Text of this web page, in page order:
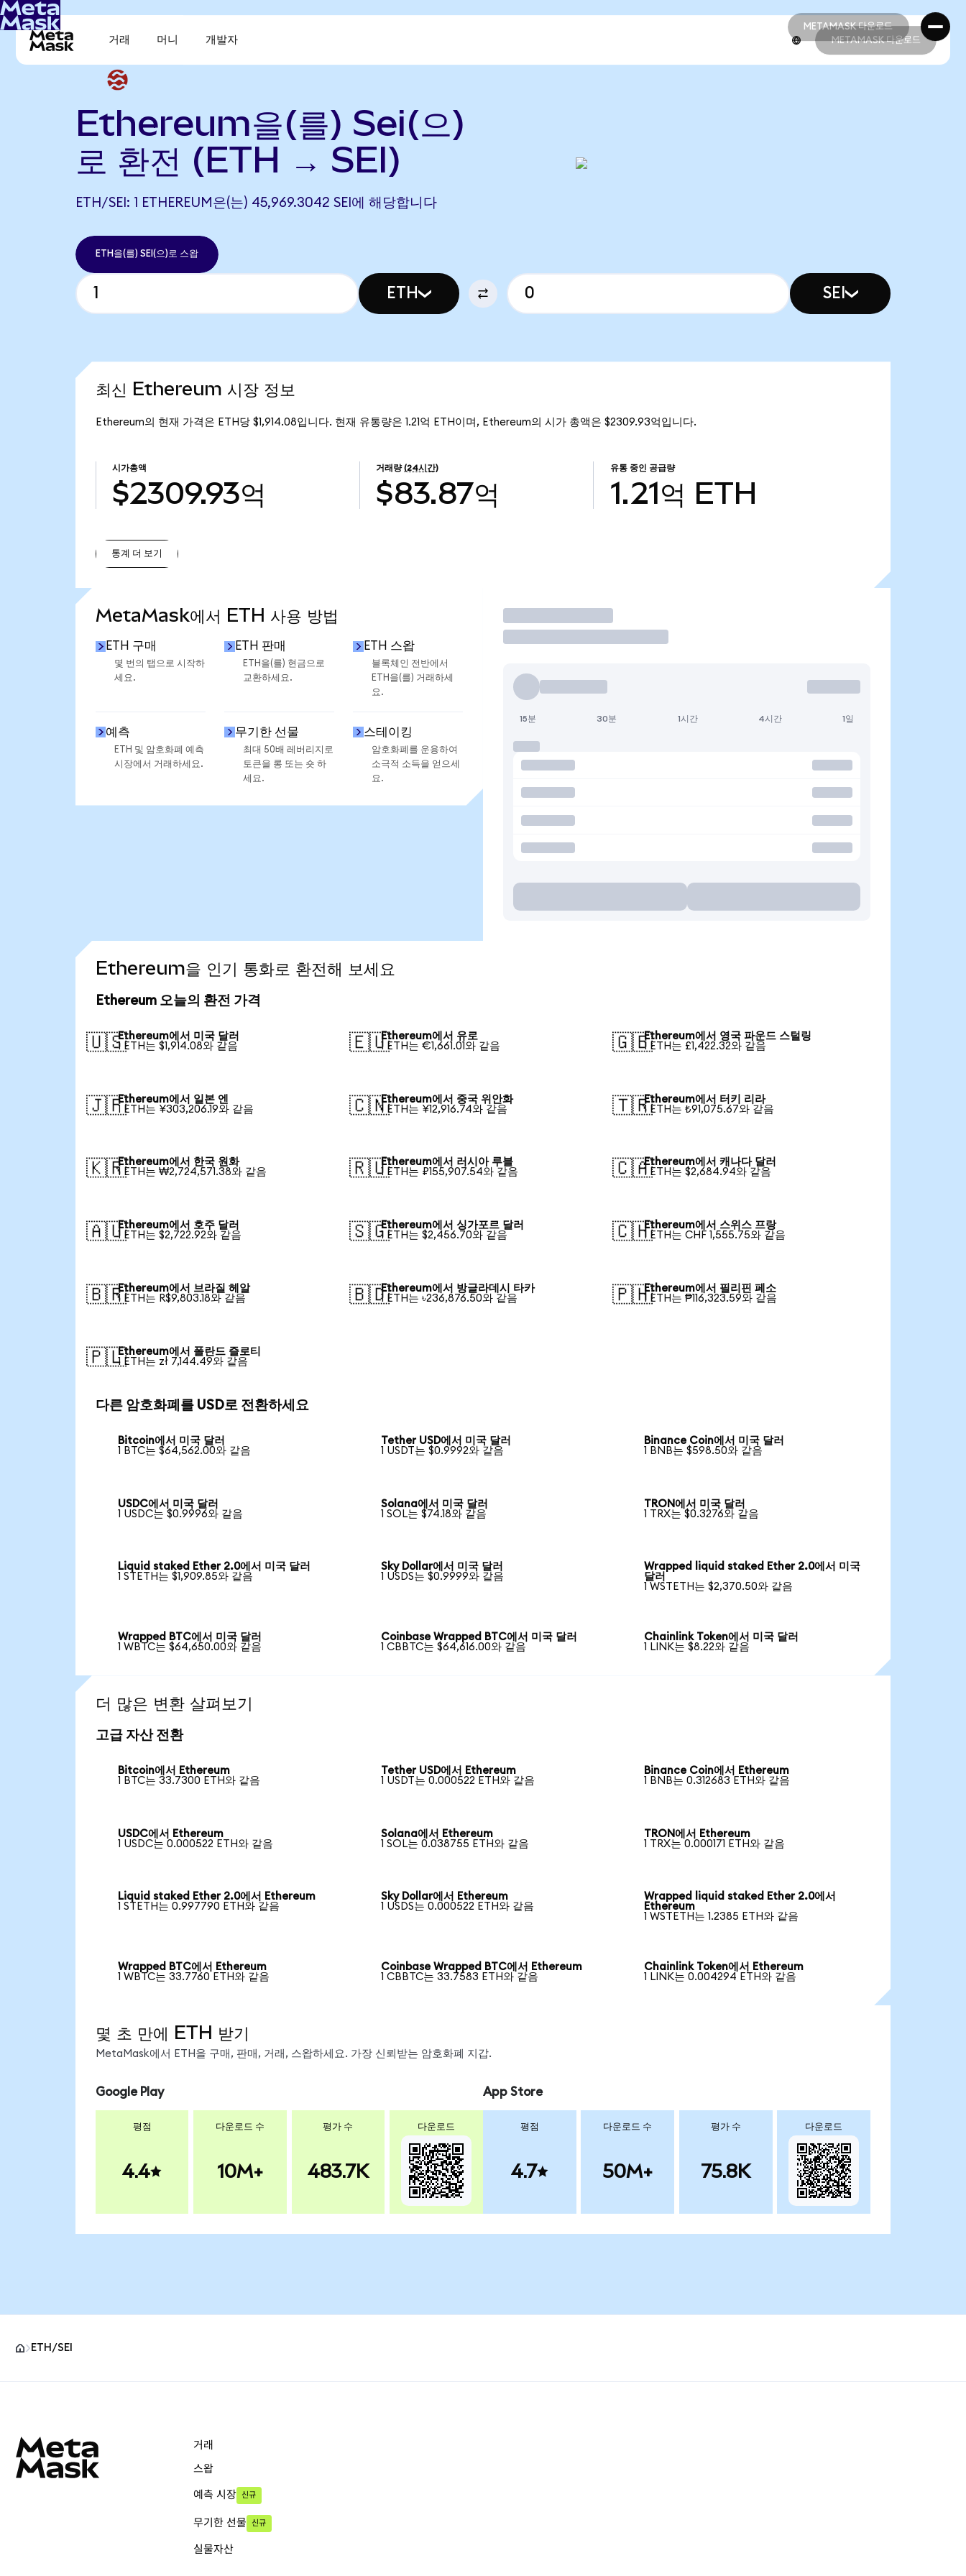
METAMASK 다운로드
METAMASK 다운로드
거래 머니 개발자 METAMASK 다운로드
Ethereum을(를) Sei(으)
로 환전 (ETH → SEI)
ETH/SEI: 1 ETHEREUM은(는) 45,969.3042 SEI에 해당합니다
ETH을(를) SEI(으)로 스왑
ETH SEI
최신 Ethereum 시장 정보
Ethereum의 현재 가격은 ETH당 $1,914.08입니다. 현재 유통량은 1.21억 ETH이며, Ethereum의 시가 총액은 $2309.93억입니다.
시가총액
$2309.93억
거래량 (24시간)
$83.87억
유통 중인 공급량
1.21억 ETH
통계 더 보기
MetaMask에서 ETH 사용 방법
ETH 구매
몇 번의 탭으로 시작하
세요.
ETH 판매
ETH을(를) 현금으로
교환하세요.
ETH 스왑
블록체인 전반에서
ETH을(를) 거래하세
요.
예측
ETH 및 암호화폐 예측
시장에서 거래하세요.
무기한 선물
최대 50배 레버리지로
토큰을 롱 또는 숏 하
세요.
스테이킹
암호화폐를 운용하여
소극적 소득을 얻으세
요.
거래
15분 30분 1시간 4시간 1일
Ethereum을 인기 통화로 환전해 보세요
Ethereum 오늘의 환전 가격
🇺🇸Ethereum에서 미국 달러
1 ETH는 $1,914.08와 같음
🇪🇺Ethereum에서 유로
1 ETH는 €1,661.01와 같음
🇬🇧Ethereum에서 영국 파운드 스털링
1 ETH는 £1,422.32와 같음
🇯🇵Ethereum에서 일본 엔
1 ETH는 ¥303,206.19와 같음
🇨🇳Ethereum에서 중국 위안화
1 ETH는 ¥12,916.74와 같음
🇹🇷Ethereum에서 터키 리라
1 ETH는 ₺91,075.67와 같음
🇰🇷Ethereum에서 한국 원화
1 ETH는 ₩2,724,571.38와 같음
🇷🇺Ethereum에서 러시아 루블
1 ETH는 ₽155,907.54와 같음
🇨🇦Ethereum에서 캐나다 달러
1 ETH는 $2,684.94와 같음
🇦🇺Ethereum에서 호주 달러
1 ETH는 $2,722.92와 같음
🇸🇬Ethereum에서 싱가포르 달러
1 ETH는 $2,456.70와 같음
🇨🇭Ethereum에서 스위스 프랑
1 ETH는 CHF 1,555.75와 같음
🇧🇷Ethereum에서 브라질 헤알
1 ETH는 R$9,803.18와 같음
🇧🇩Ethereum에서 방글라데시 타카
1 ETH는 ৳236,876.50와 같음
🇵🇭Ethereum에서 필리핀 페소
1 ETH는 ₱116,323.59와 같음
🇵🇱Ethereum에서 폴란드 즐로티
1 ETH는 zł 7,144.49와 같음
다른 암호화폐를 USD로 전환하세요
Bitcoin에서 미국 달러
1 BTC는 $64,562.00와 같음
Tether USD에서 미국 달러
1 USDT는 $0.9992와 같음
Binance Coin에서 미국 달러
1 BNB는 $598.50와 같음
USDC에서 미국 달러
1 USDC는 $0.9996와 같음
Solana에서 미국 달러
1 SOL는 $74.18와 같음
TRON에서 미국 달러
1 TRX는 $0.3276와 같음
Liquid staked Ether 2.0에서 미국 달러
1 STETH는 $1,909.85와 같음
Sky Dollar에서 미국 달러
1 USDS는 $0.9999와 같음
Wrapped liquid staked Ether 2.0에서 미국
달러
1 WSTETH는 $2,370.50와 같음
Wrapped BTC에서 미국 달러
1 WBTC는 $64,650.00와 같음
Coinbase Wrapped BTC에서 미국 달러
1 CBBTC는 $64,616.00와 같음
Chainlink Token에서 미국 달러
1 LINK는 $8.22와 같음
더 많은 변환 살펴보기
고급 자산 전환
Bitcoin에서 Ethereum
1 BTC는 33.7300 ETH와 같음
Tether USD에서 Ethereum
1 USDT는 0.000522 ETH와 같음
Binance Coin에서 Ethereum
1 BNB는 0.312683 ETH와 같음
USDC에서 Ethereum
1 USDC는 0.000522 ETH와 같음
Solana에서 Ethereum
1 SOL는 0.038755 ETH와 같음
TRON에서 Ethereum
1 TRX는 0.000171 ETH와 같음
Liquid staked Ether 2.0에서 Ethereum
1 STETH는 0.997790 ETH와 같음
Sky Dollar에서 Ethereum
1 USDS는 0.000522 ETH와 같음
Wrapped liquid staked Ether 2.0에서
Ethereum
1 WSTETH는 1.2385 ETH와 같음
Wrapped BTC에서 Ethereum
1 WBTC는 33.7760 ETH와 같음
Coinbase Wrapped BTC에서 Ethereum
1 CBBTC는 33.7583 ETH와 같음
Chainlink Token에서 Ethereum
1 LINK는 0.004294 ETH와 같음
몇 초 만에 ETH 받기
MetaMask에서 ETH을 구매, 판매, 거래, 스왑하세요. 가장 신뢰받는 암호화폐 지갑.
Google Play
평점
4.4
다운로드 수
10M+
평가 수
483.7K
다운로드
App Store
평점
4.7
다운로드 수
50M+
평가 수
75.8K
다운로드
ETH/SEI
거래
스왑
예측 시장 신규
무기한 선물 신규
실물자산